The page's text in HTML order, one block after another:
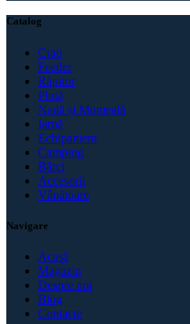
Catalog
Crap
Feeder
Răpitor
Plută
Nadă și Momeală
Iarnă
Echipament
Camping
Bărci
Accesorii
Vânătoare
Navigare
Acasă
Magazin
Despre noi
Blog
Contacte